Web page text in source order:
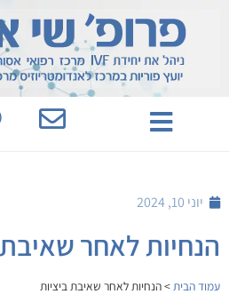
יוני 10, 2024
הנחיות לאחר שאיבת
עמוד הבית>הנחיות לאחר שאיבת ביציות